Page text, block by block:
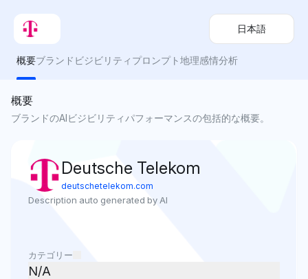
日本語
概要ブランドビジビリティ プロンプト地理感情分析
概要
ブランドのAIビジビリティパフォーマンスの包括的な概要。
Deutsche Telekom
deutschetelekom.com
Description auto generated by AI
カテゴリー
N/A